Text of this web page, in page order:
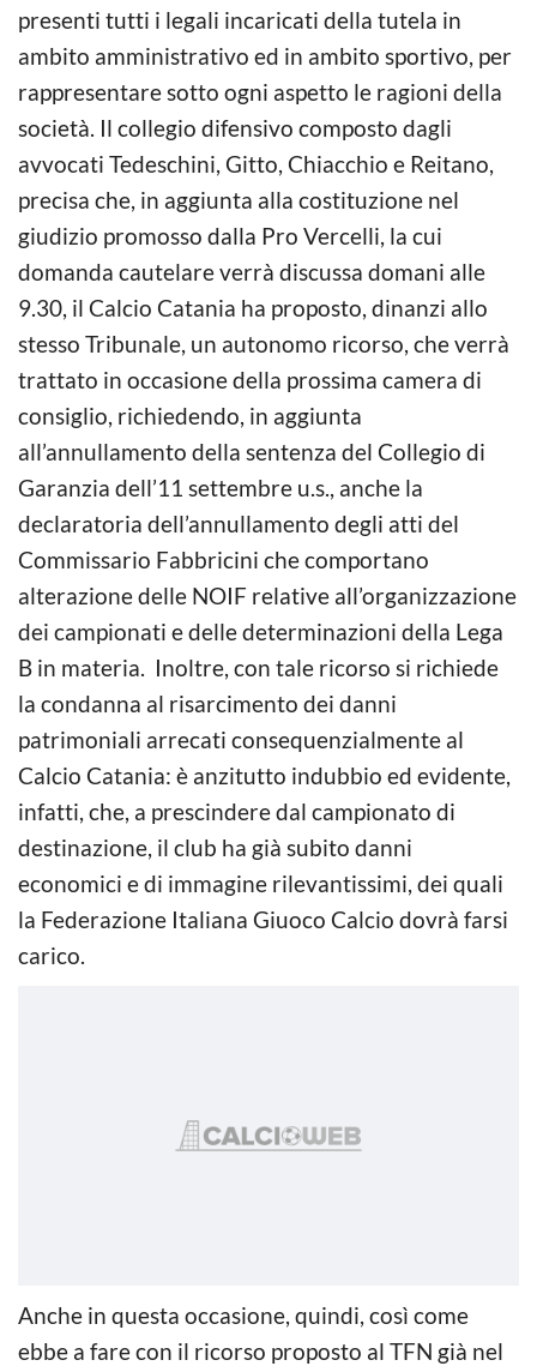
presenti tutti i legali incaricati della tutela in
ambito amministrativo ed in ambito sportivo, per
rappresentare sotto ogni aspetto le ragioni della
società. Il collegio difensivo composto dagli
avvocati Tedeschini, Gitto, Chiacchio e Reitano,
precisa che, in aggiunta alla costituzione nel
giudizio promosso dalla Pro Vercelli, la cui
domanda cautelare verrà discussa domani alle
9.30, il Calcio Catania ha proposto, dinanzi allo
stesso Tribunale, un autonomo ricorso, che verrà
trattato in occasione della prossima camera di
consiglio, richiedendo, in aggiunta
all’annullamento della sentenza del Collegio di
Garanzia dell’11 settembre u.s., anche la
declaratoria dell’annullamento degli atti del
Commissario Fabbricini che comportano
alterazione delle NOIF relative all’organizzazione
dei campionati e delle determinazioni della Lega
B in materia. Inoltre, con tale ricorso si richiede
la condanna al risarcimento dei danni
patrimoniali arrecati consequenzialmente al
Calcio Catania: è anzitutto indubbio ed evidente,
infatti, che, a prescindere dal campionato di
destinazione, il club ha già subito danni
economici e di immagine rilevantissimi, dei quali
la Federazione Italiana Giuoco Calcio dovrà farsi
carico.
Anche in questa occasione, quindi, così come
ebbe a fare con il ricorso proposto al TFN già nel